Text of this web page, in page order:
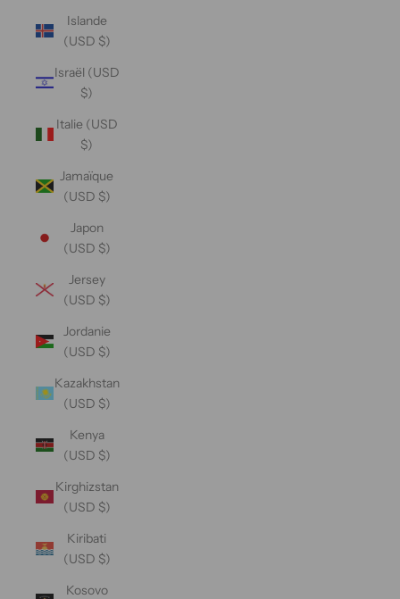
Islande
(USD $)
Israël (USD
$)
Italie (USD
$)
Jamaïque
(USD $)
Japon
(USD $)
Jersey
(USD $)
Jordanie
(USD $)
Kazakhstan
(USD $)
Kenya
(USD $)
Kirghizstan
(USD $)
Kiribati
(USD $)
Kosovo